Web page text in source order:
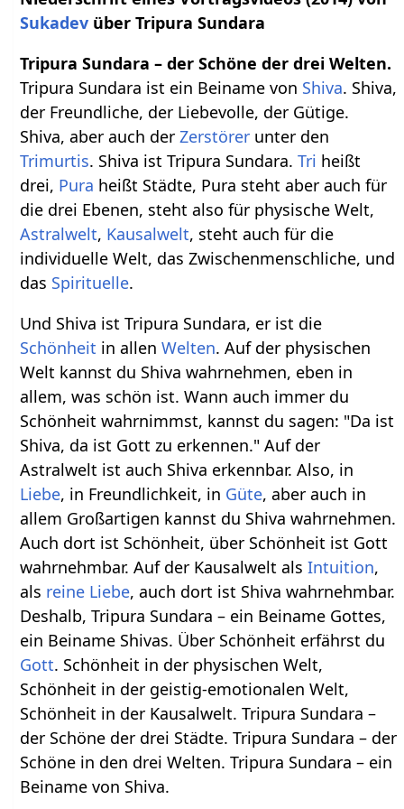
Sukadev über Tripura Sundara
Tripura Sundara – der Schöne der drei Welten.
Tripura Sundara ist ein Beiname von Shiva. Shiva,
der Freundliche, der Liebevolle, der Gütige.
Shiva, aber auch derZerstörer unter den
Trimurtis. Shiva ist Tripura Sundara.Tri heißt
drei, Pura heißt Städte, Pura steht aber auch für
die drei Ebenen, steht also für physische Welt,
Astralwelt, Kausalwelt, steht auch für die
individuelle Welt, das Zwischenmenschliche, und
das Spirituelle.
Und Shiva ist Tripura Sundara, er ist die
Schönheit in allenWelten. Auf der physischen
Welt kannst du Shiva wahrnehmen, eben in
allem, was schön ist. Wann auch immer du
Schönheit wahrnimmst, kannst du sagen: "Da ist
Shiva, da ist Gott zu erkennen." Auf der
Astralwelt ist auch Shiva erkennbar. Also, in
Liebe, in Freundlichkeit, in Güte, aber auch in
allem Großartigen kannst du Shiva wahrnehmen.
Auch dort ist Schönheit, über Schönheit ist Gott
wahrnehmbar. Auf der Kausalwelt alsIntuition,
als reine Liebe, auch dort ist Shiva wahrnehmbar.
Deshalb, Tripura Sundara – ein Beiname Gottes,
ein Beiname Shivas. Über Schönheit erfährst du
Gott. Schönheit in der physischen Welt,
Schönheit in der geistig-emotionalen Welt,
Schönheit in der Kausalwelt. Tripura Sundara –
der Schöne der drei Städte. Tripura Sundara – der
Schöne in den drei Welten. Tripura Sundara – ein
Beiname von Shiva.